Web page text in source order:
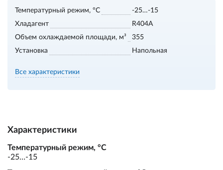
Температурный режим, °С
-25…-15
Хладагент
R404А
Объем охлаждаемой площади, м³
355
Установка
Напольная
Все характеристики
Характеристики
Температурный режим, °С
-25…-15